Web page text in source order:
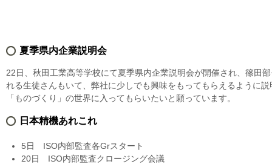
夏季県内企業説明会
22日、秋田工業高等学校にて夏季県内企業説明会が開催され、篠田
れる生徒さんもいて、弊社に少しでも興味をもってもらえるように
「ものづくり」の世界に入ってもらいたいと願っています。
日本精機あれこれ
5日 ISO内部監査各Grスタート
20日 ISO内部監査クロージング会議